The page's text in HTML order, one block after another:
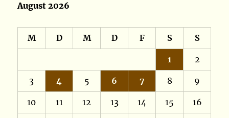
August 2026
M D M D F S S
1 2
3 4 5 6 7 8 9
10 11 12 13 14 15 16